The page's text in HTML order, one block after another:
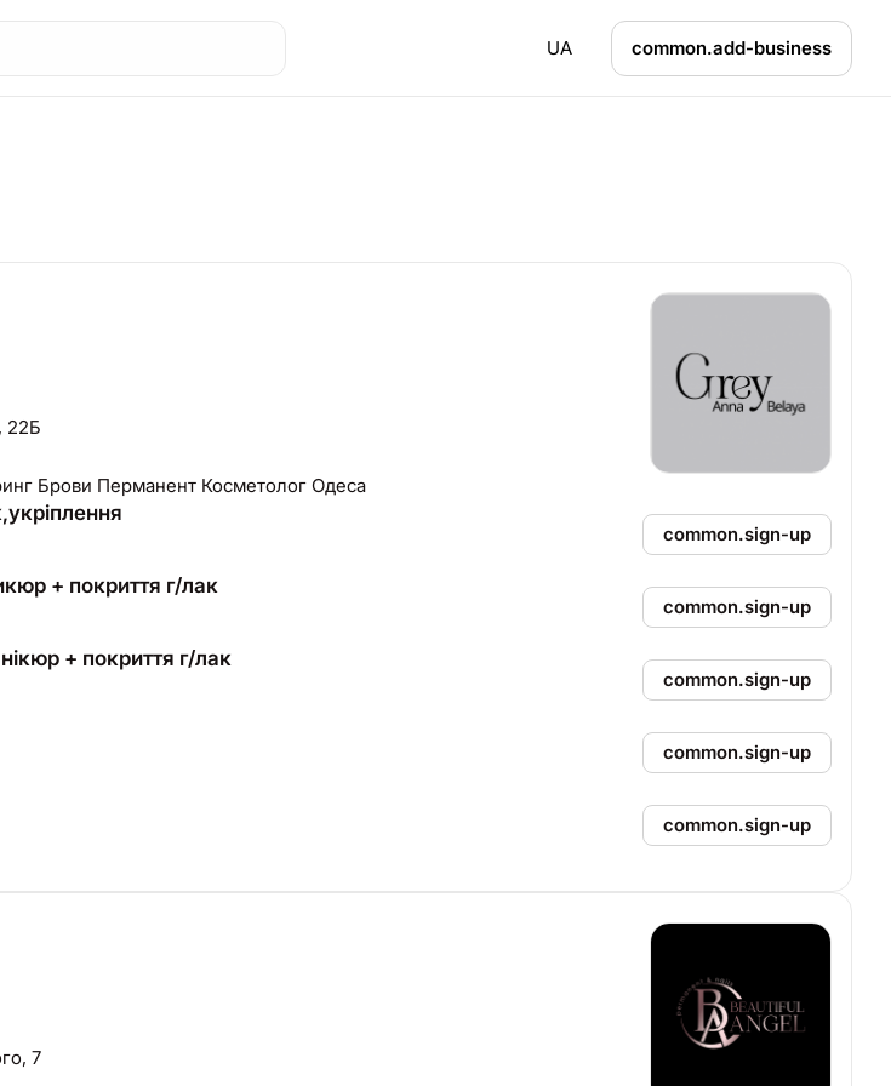
UA common.add-business
22Б
Брови Перманент Косметолог Одеса
common.sign-up
+ покриття г/лак
common.sign-up
+ покриття г/лак
common.sign-up
common.sign-up
common.sign-up
7